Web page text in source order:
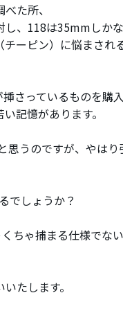
た所、
、118は35mmしかな
ーピン）に悩まされ
さっているものを購入
記憶があります。
思うのですが、やはり
でしょうか？
ちゃ捕まる仕様でな
たします。